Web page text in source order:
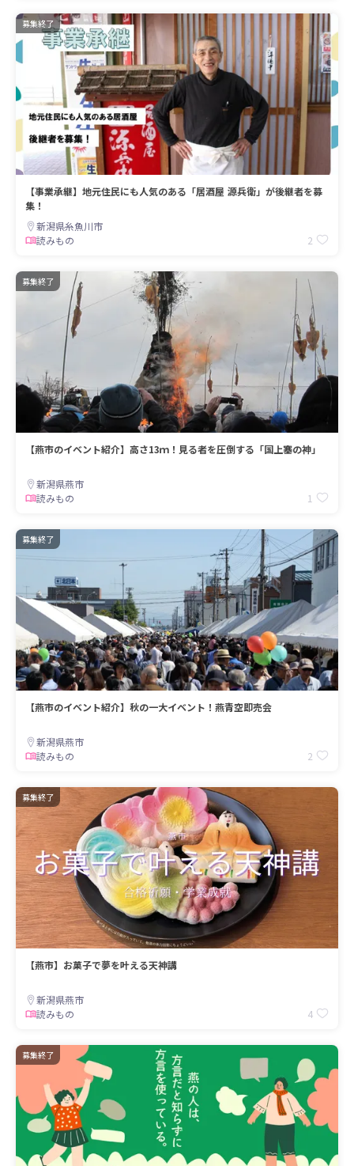
募集終了
【事業承継】地元住民にも人気のある「居酒屋 源兵衛」が後継者を募
集！
新潟県糸魚川市
読みもの
2
募集終了
【燕市のイベント紹介】高さ13ｍ！見る者を圧倒する「国上塞の神」
新潟県燕市
読みもの
1
募集終了
【燕市のイベント紹介】秋の一大イベント！燕青空即売会
新潟県燕市
読みもの
2
募集終了
【燕市】お菓子で夢を叶える天神講
新潟県燕市
読みもの
4
募集終了